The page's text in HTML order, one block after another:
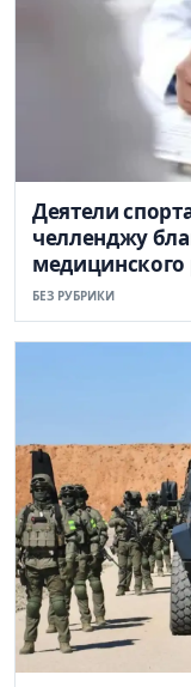
Деятели
челленджу
медицинского
БЕЗ РУБРИКИ